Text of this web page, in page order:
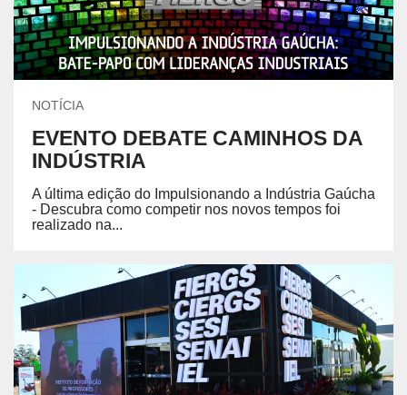
NOTÍCIA
EVENTO DEBATE CAMINHOS DA
INDÚSTRIA
A última edição do Impulsionando a Indústria Gaúcha
- Descubra como competir nos novos tempos foi
realizado na...